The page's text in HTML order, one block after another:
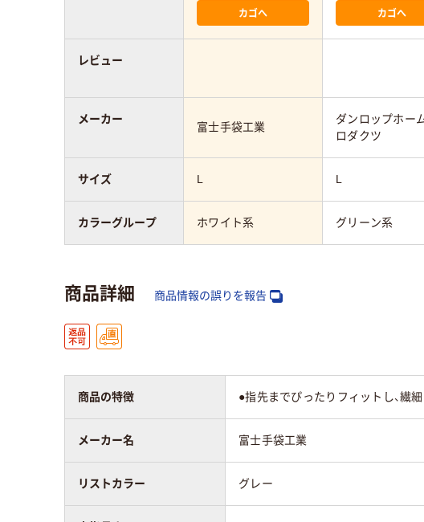
カゴへ カゴへ
富士手袋工業
ダンロップホー
ロダクツ
L L
ホワイト系 グリーン系
レビュー
メーカー
サイズ
カラーグループ
商品詳細 商品情報の誤りを報告
商品の特徴 ●指先までぴったりフィットし、繊
メーカー名 富士手袋工業
リストカラー グレー